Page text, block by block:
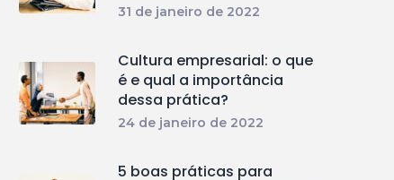
31 de janeiro de 2022
Cultura empresarial: o que
é e qual a importância
dessa prática?
24 de janeiro de 2022
5 boas práticas para